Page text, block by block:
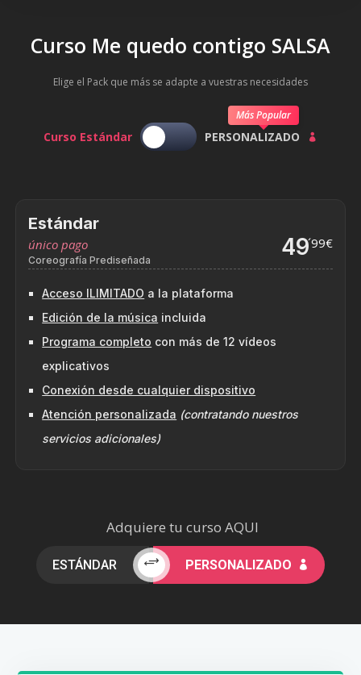
Curso Me quedo contigo SALSA
Elige el Pack que más se adapte a vuestras necesidades
Curso Estándar
Más Popular

PERSONALIZADO
Estándar
único pago
Coreografía Prediseñada 49´99€
Acceso ILIMITADO a la plataforma
Edición de la música incluida
Programa completo con más de 12 vídeos
explicativos
Conexión desde cualquier dispositivo
Atención personalizada (contratando nuestros
servicios adicionales)
Adquiere tu curso AQUI
ESTÁNDAR + PERSONALIZADO 